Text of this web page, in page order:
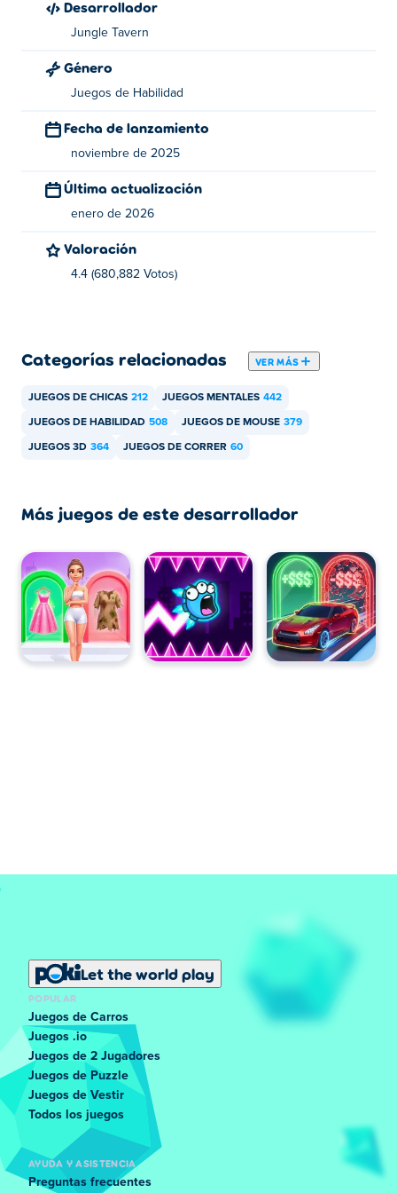
Tavern. ¡Este es su primer juego en Poki!
gratis?
¿Puedo jugar a Count Control Legends en
Count Control Legends se puede jugar en tu ordenador y
Desarrollador
Jungle Tavern
Género
Juegos de Habilidad
Fecha de lanzamiento
noviembre de 2025
Última actualización
enero de 2026
Valoración
4.4 (680,882 Votos)
Categorías relacionadas VER MÁS
JUEGOS DE CHICAS 212 JUEGOS MENTALES 442
JUEGOS DE HABILIDAD 508 JUEGOS DE MOUSE 379
JUEGOS 3D 364 JUEGOS DE CORRER 60
Más juegos de este desarrollador
Let the world play
POPULAR
Juegos de Carros
Juegos .io
Juegos de 2 Jugadores
Juegos de Puzzle
Juegos de Vestir
Todos los juegos
AYUDA Y ASISTENCIA
Preguntas frecuentes